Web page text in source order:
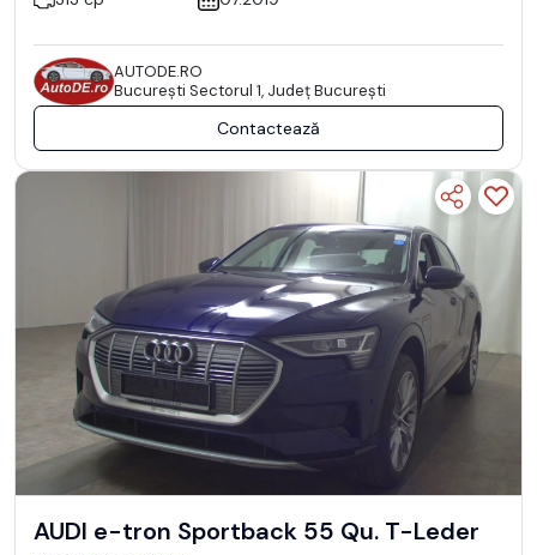
AUTODE.RO
Bucureşti Sectorul 1, Județ București
Contactează
AUDI e-tron Sportback 55 Qu. T-Leder